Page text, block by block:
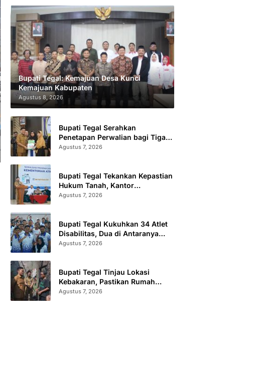
Bupati Tegal: Kemajuan Desa Kunci
Kemajuan Kabupaten
Agustus 8, 2026
Bupati Tegal Serahkan
Penetapan Perwalian bagi Tiga
Anak LKSA
Agustus 7, 2026
Bupati Tegal Tekankan Kepastian
Hukum Tanah, Kantor
Pertanahan Catat 296.869
Agustus 7, 2026
Bupati Tegal Kukuhkan 34 Atlet
Disabilitas, Dua di Antaranya
Berlaga di Level Dunia
Agustus 7, 2026
Bupati Tegal Tinjau Lokasi
Kebakaran, Pastikan Rumah
Korban Diperbaiki
Agustus 7, 2026